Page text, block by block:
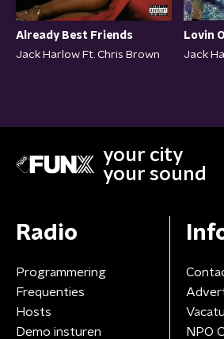
Already Best Friends
Jack Harlow Ft. Chris Brown
Lovin
Jack
your city
your sound
Radio
Programmering
Frequenties
Hosts
Demo insturen
NPO